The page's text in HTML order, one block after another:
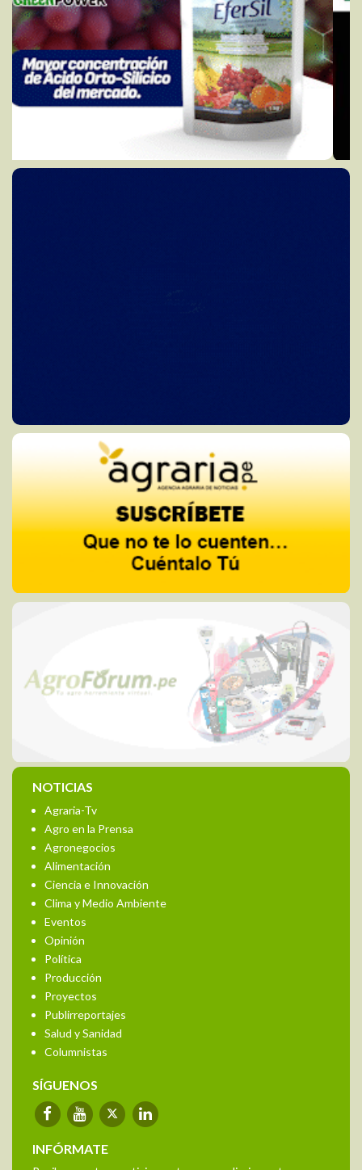
NOTICIAS
Agraria-Tv
Agro en la Prensa
Agronegocios
Alimentación
Ciencia e Innovación
Clima y Medio Ambiente
Eventos
Opinión
Política
Producción
Proyectos
Publirreportajes
Salud y Sanidad
Columnistas
SÍGUENOS
INFÓRMATE